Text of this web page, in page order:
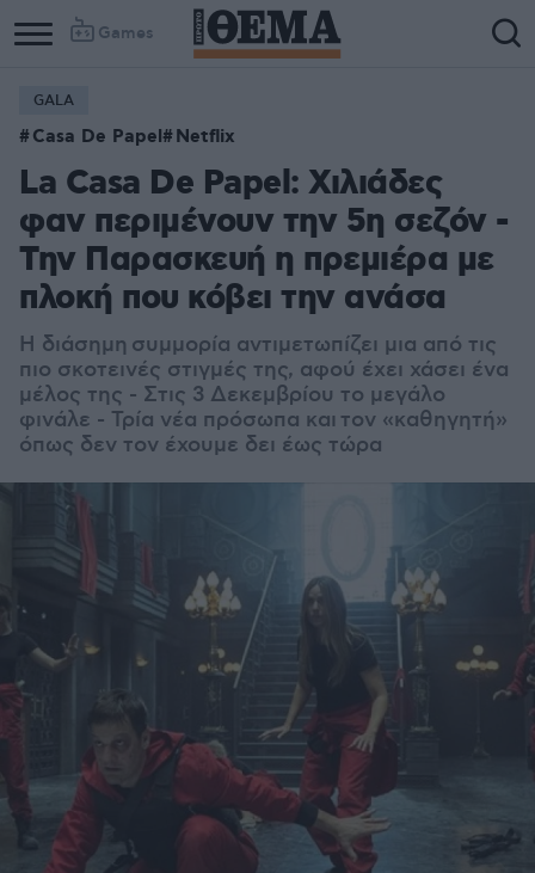
Games
GALA
Casa De Papel Netflix
La Casa De Papel: Χιλιάδες
φαν περιμένουν την 5η σεζόν -
Την Παρασκευή η πρεμιέρα με
πλοκή που κόβει την ανάσα
Η διάσημη συμμορία αντιμετωπίζει μια από τις
πιο σκοτεινές στιγμές της, αφού έχει χάσει ένα
μέλος της - Στις 3 Δεκεμβρίου το μεγάλο
φινάλε - Τρία νέα πρόσωπα και τον «καθηγητή»
όπως δεν τον έχουμε δει έως τώρα